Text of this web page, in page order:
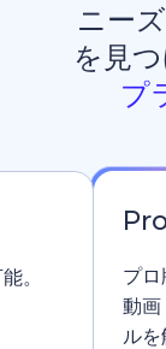
ニー
を見
プ
。
Pro
プ
動
ルを